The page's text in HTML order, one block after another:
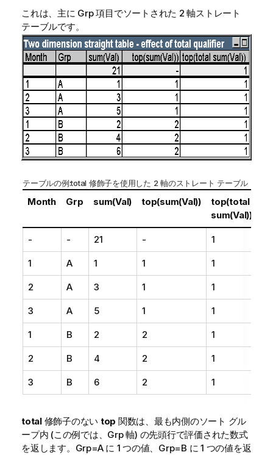
これは、主に Grp 項目でソートされた 2 軸ストレート
テーブルです。
テーブルの例:total 修飾子を使用した 2 軸のストレート テーブル
Month Grp sum(Val) top(sum(Val))
top(total
sum(Val))
- - 21 - 1
1 A 1 1 1
2 A 3 1 1
3 A 5 1 1
1 B 2 2 1
2 B 4 2 1
3 B 6 2 1
total修飾子のない top 関数は、最も内側のソート グル
ープ内 (この例では、Grp 軸) の先頭行で評価された数式
を返します。Grp=A に 1 つの値、Grp=B に 1 つの値を返